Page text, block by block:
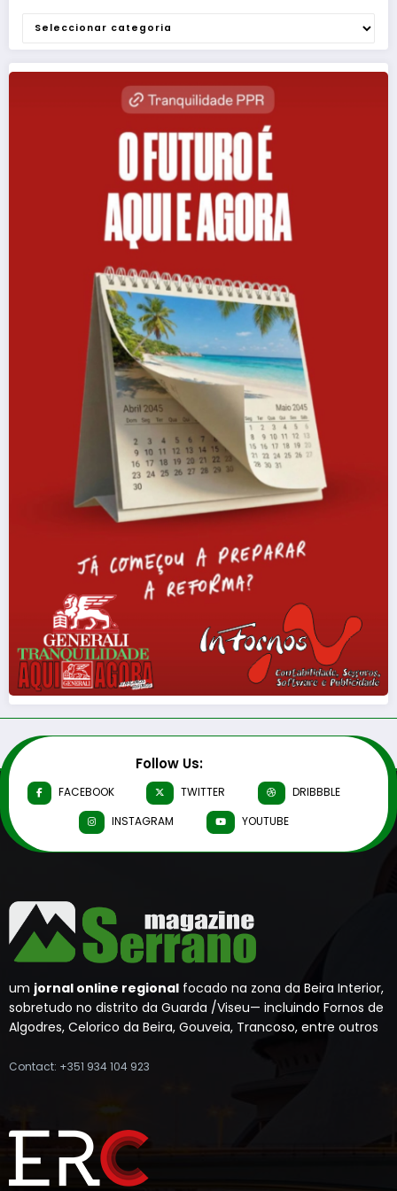
Categorias
Follow Us:
FACEBOOK TWITTER
DRIBBBLE
INSTAGRAM
YOUTUBE
um jornal online regional focado na zona da Beira Interior,
sobretudo no distrito da Guarda /Viseu— incluindo Fornos de
Algodres, Celorico da Beira, Gouveia, Trancoso, entre outros
Contact: +351 934 104 923